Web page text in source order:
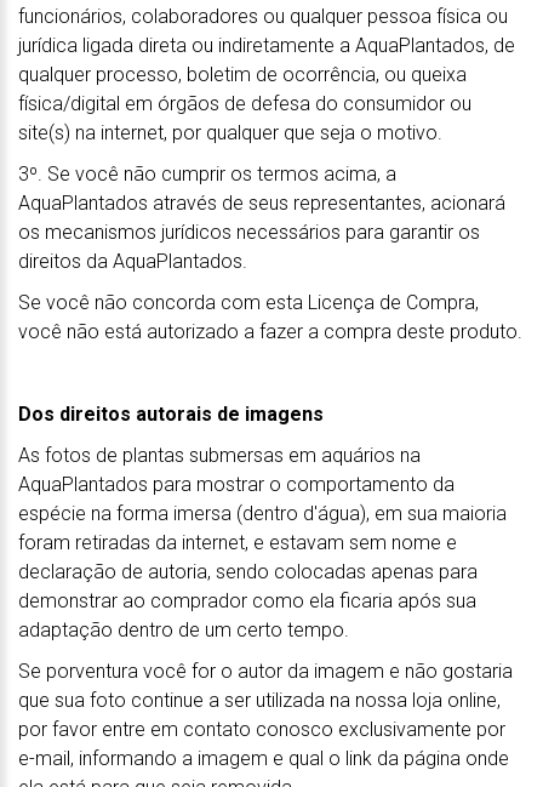
funcionários, colaboradores ou qualquer pessoa física ou
jurídica ligada direta ou indiretamente a AquaPlantados, de
qualquer processo, boletim de ocorrência, ou queixa
física/digital em órgãos de defesa do consumidor ou
site(s) na internet, por qualquer que seja o motivo.
3º. Se você não cumprir os termos acima, a
AquaPlantados através de seus representantes, acionará
os mecanismos jurídicos necessários para garantir os
direitos da AquaPlantados.
Se você não concorda com esta Licença de Compra,
você não está autorizado a fazer a compra deste produto.
Dos direitos autorais de imagens
As fotos de plantas submersas em aquários na
AquaPlantados para mostrar o comportamento da
espécie na forma imersa (dentro d'água), em sua maioria
foram retiradas da internet, e estavam sem nome e
declaração de autoria, sendo colocadas apenas para
demonstrar ao comprador como ela ficaria após sua
adaptação dentro de um certo tempo.
Se porventura você for o autor da imagem e não gostaria
que sua foto continue a ser utilizada na nossa loja online,
por favor entre em contato conosco exclusivamente por
e-mail, informando a imagem e qual o link da página onde